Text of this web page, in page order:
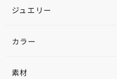
ジュエリー
カラー
素材